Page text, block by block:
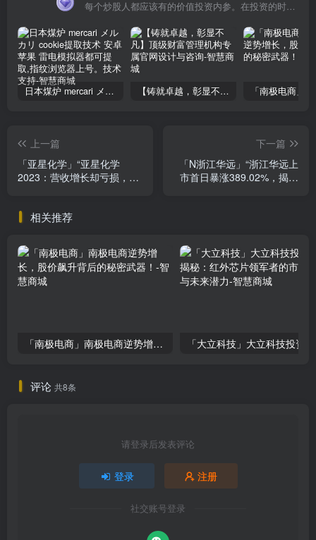
每个炒股人都应该有的价值投资内参。在投资的时候，我们把自己看成是企业分析师——而不是市场分析师，也不是宏观经济分析师，更不是证券分析师。
日本煤炉 mercari メルカリ cookie提取技术 安卓 苹果 雷电模拟器都可提取,指纹浏览器上号。技术支持 【铸就卓越，彰显不凡】顶级财富管理机构专属官网设计与咨询
上一篇
「亚星化学」“亚星化学
2023：营收增长却亏损，投
下一篇
「N浙江华远」“浙江华远上
市首日暴涨389.02%，揭秘
相关推荐
「南极电商」南极电商逆势增长，股价飙升背后的秘密武器！
评论 共8条
请登录后发表评论
登录 注册
社交账号登录